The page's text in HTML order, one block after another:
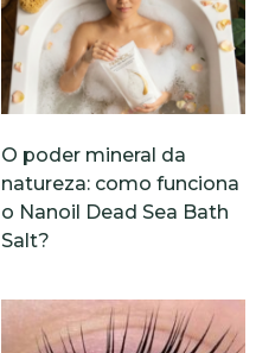
O poder mineral da
natureza: como funciona
o Nanoil Dead Sea Bath
Salt?